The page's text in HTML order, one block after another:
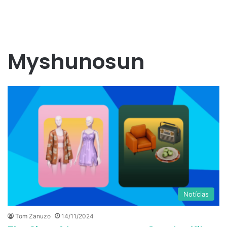
Myshunosun
Notícias
Tom Zanuzo 14/11/2024